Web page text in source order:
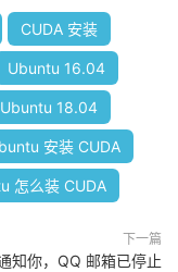
CUDA 安装
Ubuntu 16.04
Ubuntu 18.04
安装 CUDA
怎么装 CUDA
下一篇
知你，QQ 邮箱已停止